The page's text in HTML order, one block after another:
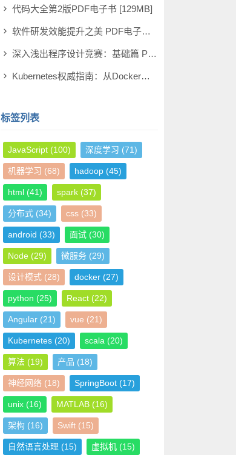
代码大全第2版PDF电子书 [129MB]
软件研发效能提升之美 PDF电子书 [14MB]
深入浅出程序设计竞赛：基础篇 PDF电子书 [98MB]
Kubernetes权威指南：从Docker到Kubernetes实践全接触（第5版） PDF电子书 [115MB]
标签列表
JavaScript (100) 深度学习 (71)
机器学习 (68) hadoop (45)
html (41) spark (37)
分布式 (34) css (33)
android (33) 面试 (30)
Node (29) 微服务 (29)
设计模式 (28) docker (27)
python (25) React (22)
Angular (21) vue (21)
Kubernetes (20) scala (20)
算法 (19) 产品 (18)
神经网络 (18) SpringBoot (17)
unix (16) MATLAB (16)
架构 (16) Swift (15)
自然语言处理 (15) 虚拟机 (15)